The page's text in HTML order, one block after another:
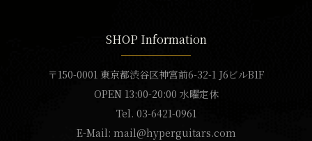
SHOP Information
〒150-0001 東京都渋谷区神宮前6-32-1 J6ビルB1F
OPEN 13:00-20:00 水曜定休
Tel. 03-6421-0961
E-Mail: mail@hyperguitars.com